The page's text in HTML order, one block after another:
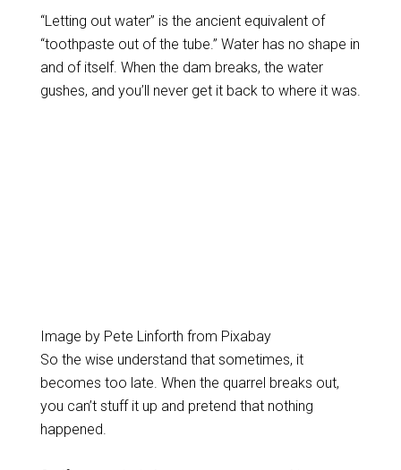
“Letting out water” is the ancient equivalent of
“toothpaste out of the tube.”‌ Water has no shape in
and of itself. When the dam breaks, the water
gushes, and you’ll never get it back to where it was.
Image by Pete Linforth from Pixabay
‌So the wise understand that sometimes, it
becomes too late. When the quarrel breaks out,
you can’t stuff it up and pretend that nothing
happened.